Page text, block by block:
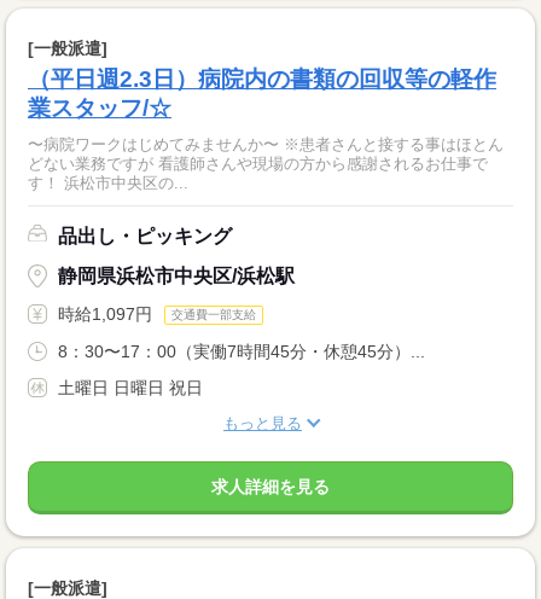
[一般派遣]
（平日週2.3日）病院内の書類の回収等の軽作
業スタッフ/☆
〜病院ワークはじめてみませんか〜 ※患者さんと接する事はほとん
どない業務ですが 看護師さんや現場の方から感謝されるお仕事で
す！ 浜松市中央区の...
品出し・ピッキング
静岡県浜松市中央区/浜松駅
時給1,097円 交通費一部支給
8：30〜17：00（実働7時間45分・休憩45分）...
土曜日 日曜日 祝日
もっと見る
求人詳細を見る
[一般派遣]